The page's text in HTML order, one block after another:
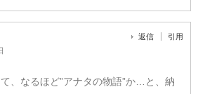
返信 引用
、なるほど”アナタの物語”か…と、納